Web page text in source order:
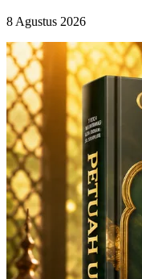
8 Agustus 2026